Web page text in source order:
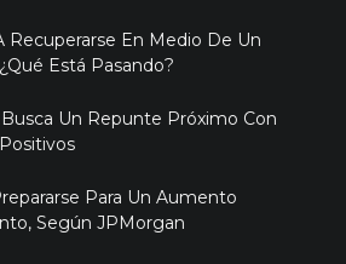
Recuperarse En Medio De Un
Está Pasando?
Un Repunte Próximo Con
Para Un Aumento
Según JPMorgan